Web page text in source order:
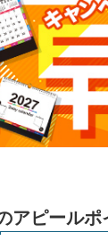
アピールポ